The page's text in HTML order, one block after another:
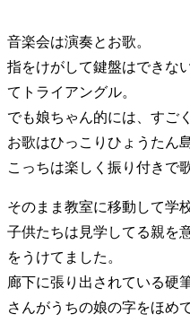
音楽会は演奏とお歌。
指をけがして鍵盤はできな
てトライアングル。
でも娘ちゃん的には、すご
お歌はひっこりひょうたん島
こっちは楽しく振り付きで
そのまま教室に移動して学
子供たちは見学してる親を
をうけてました。
廊下に張り出されている硬
さんがうちの娘の字をほめ